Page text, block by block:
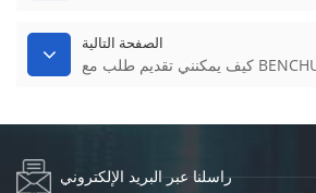
الصفحة التالية
راسلنا عبر البريد الإلكتروني